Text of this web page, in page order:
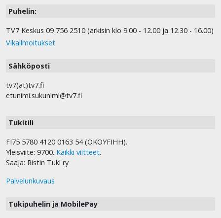
Puhelin:
TV7 Keskus 09 756 2510 (arkisin klo 9.00 - 12.00 ja 12.30 - 16.00)
Vikailmoitukset
Sähköposti
tv7(at)tv7.fi
etunimi.sukunimi@tv7.fi
Tukitili
FI75 5780 4120 0163 54 (OKOYFIHH).
Yleisviite: 9700. Kaikki viitteet.
Saaja: Ristin Tuki ry
Palvelunkuvaus
Tukipuhelin ja MobilePay